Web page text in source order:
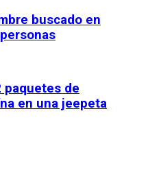
buscado en
paquetes de
en una jeepeta